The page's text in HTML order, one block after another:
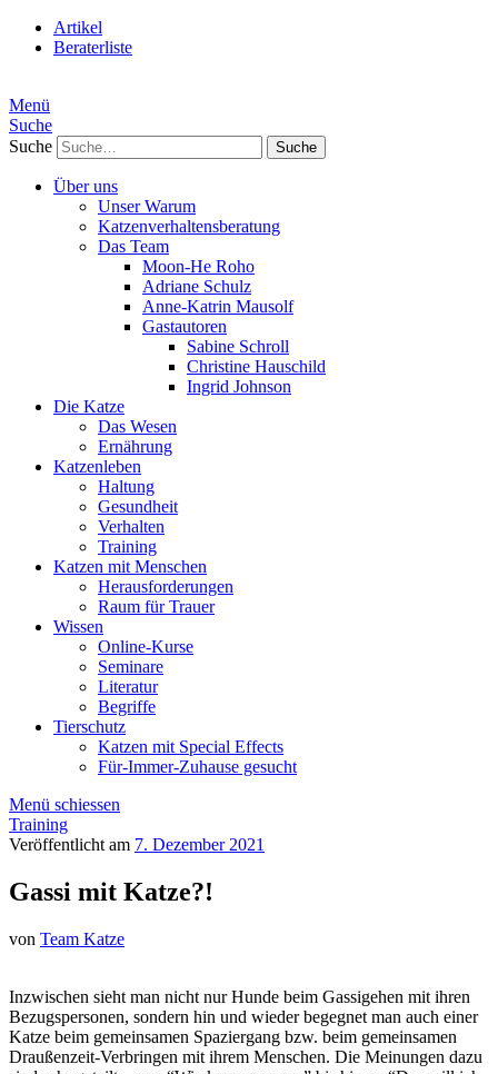
Artikel
Beraterliste
Menü
Suche
Suche
Über uns
Unser Warum
Katzenverhaltensberatung
Das Team
Moon-He Roho
Adriane Schulz
Anne-Katrin Mausolf
Gastautoren
Sabine Schroll
Christine Hauschild
Ingrid Johnson
Die Katze
Das Wesen
Ernährung
Katzenleben
Haltung
Gesundheit
Verhalten
Training
Katzen mit Menschen
Herausforderungen
Raum für Trauer
Wissen
Online-Kurse
Seminare
Literatur
Begriffe
Tierschutz
Katzen mit Special Effects
Für-Immer-Zuhause gesucht
Menü schiessen
Training
Veröffentlicht am 7. Dezember 2021
Gassi mit Katze?!
von Team Katze
Inzwischen sieht man nicht nur Hunde beim Gassigehen mit ihren
Bezugspersonen, sondern hin und wieder begegnet man auch einer
Katze beim gemeinsamen Spaziergang bzw. beim gemeinsamen
Draußenzeit-Verbringen mit ihrem Menschen. Die Meinungen dazu